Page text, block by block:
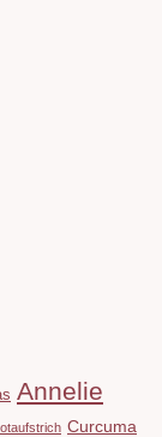
Annelie
Curcuma